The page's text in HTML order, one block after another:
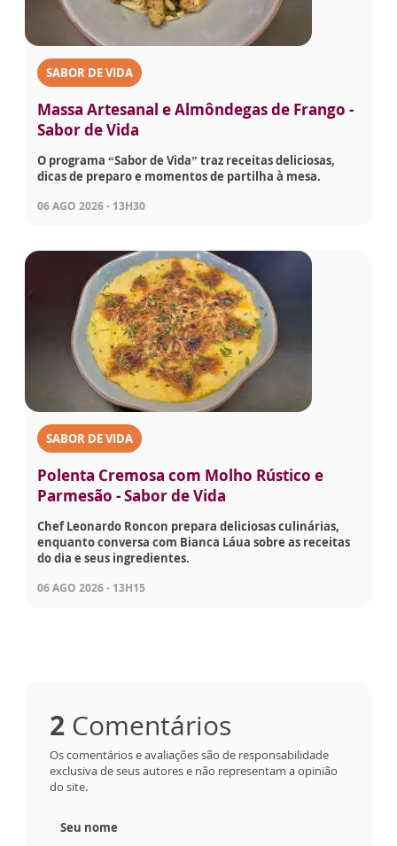
SABOR DE VIDA
Massa Artesanal e Almôndegas de Frango -
Sabor de Vida
O programa “Sabor de Vida” traz receitas deliciosas,
dicas de preparo e momentos de partilha à mesa.
06 AGO 2026 - 13H30
SABOR DE VIDA
Polenta Cremosa com Molho Rústico e
Parmesão - Sabor de Vida
Chef Leonardo Roncon prepara deliciosas culinárias,
enquanto conversa com Bianca Láua sobre as receitas
do dia e seus ingredientes.
06 AGO 2026 - 13H15
2 Comentários
Os comentários e avaliações são de responsabilidade
exclusiva de seus autores e não representam a opinião
do site.
Seu nome